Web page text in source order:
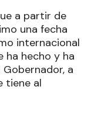
a partir de
una fecha
internacional
ha hecho y ha
a
tiene al